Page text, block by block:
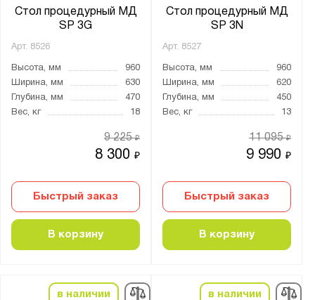
Стол процедурный МД
SP 3G
Арт. 8526
Высота, мм
960
Ширина, мм
630
Глубина, мм
470
Вес, кг
18
8 300₽
9 225₽
Быстрый заказ
В корзину
Стол процедурный МД
SP 3N
Арт. 8527
Высота, мм
960
Ширина, мм
620
Глубина, мм
450
Вес, кг
13
9 990₽
11 095₽
Быстрый заказ
В корзину
в наличии в наличии
Бренд:
Серия:
Показать